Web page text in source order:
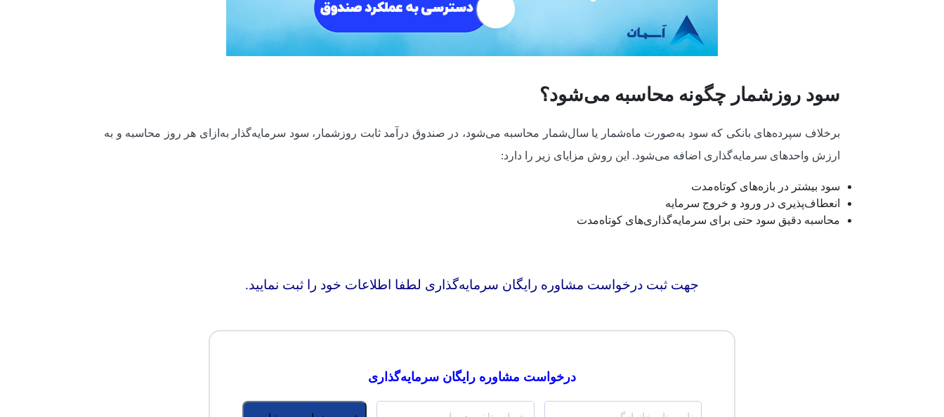
سود روزشمار چگونه محاسبه می‌شود؟
برخلاف سپرده‌های بانکی که سود به‌صورت ماه‌شمار یا سال‌شمار محاسبه می‌شود، در صندوق درآمد ثابت روزشمار، سود سرمایه‌گذار به‌ازای هر روز محاسبه و به
ارزش واحدهای سرمایه‌گذاری اضافه می‌شود. این روش مزایای زیر را دارد:
سود بیشتر در بازه‌های کوتاه‌مدت
انعطاف‌پذیری در ورود و خروج سرمایه
محاسبه دقیق سود حتی برای سرمایه‌گذاری‌های کوتاه‌مدت
جهت ثبت درخواست مشاوره رایگان سرمایه‌گذاری لطفا اطلاعات خود را ثبت نمایید.
درخواست مشاوره رایگان سرمایه‌گذاری